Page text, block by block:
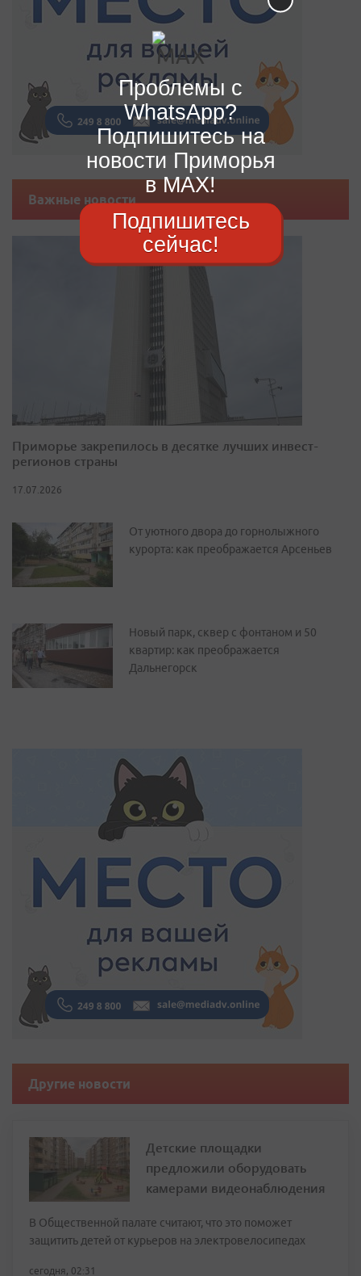
Важные новости
Приморье закрепилось в десятке лучших инвест-
регионов страны
17.07.2026
От уютного двора до горнолыжного
курорта: как преображается Арсеньев
Новый парк, сквер с фонтаном и 50
квартир: как преображается
Дальнегорск
Другие новости
Детские площадки
предложили оборудовать
камерами видеонаблюдения
В Общественной палате считают, что это поможет
защитить детей от курьеров на электровелосипедах
сегодня, 02:31
Проблемы с
WhatsApp?
Подпишитесь на
новости Приморья
в MAX!
Подпишитесь
сейчас!